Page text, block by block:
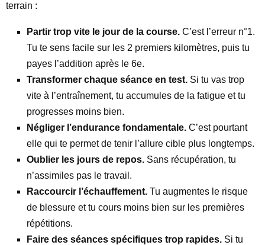
terrain :
Partir trop vite le jour de la course. C’est l’erreur n°1.
Tu te sens facile sur les 2 premiers kilomètres, puis tu
payes l’addition après le 6e.
Transformer chaque séance en test. Si tu vas trop
vite à l’entraînement, tu accumules de la fatigue et tu
progresses moins bien.
Négliger l’endurance fondamentale. C’est pourtant
elle qui te permet de tenir l’allure cible plus longtemps.
Oublier les jours de repos. Sans récupération, tu
n’assimiles pas le travail.
Raccourcir l’échauffement. Tu augmentes le risque
de blessure et tu cours moins bien sur les premières
répétitions.
Faire des séances spécifiques trop rapides. Si tu